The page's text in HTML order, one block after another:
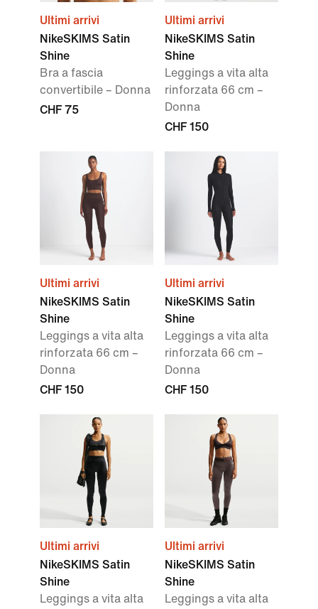
Ultimi arrivi
NikeSKIMS Satin
Shine
Bra a fascia
convertibile – Donna
CHF 75
Ultimi arrivi
NikeSKIMS Satin
Shine
Leggings a vita alta
rinforzata 66 cm –
Donna
CHF 150
Ultimi arrivi
NikeSKIMS Satin
Shine
Leggings a vita alta
rinforzata 66 cm –
Donna
CHF 150
Ultimi arrivi
NikeSKIMS Satin
Shine
Leggings a vita alta
rinforzata 66 cm –
Donna
CHF 150
Ultimi arrivi
NikeSKIMS Satin
Shine
Leggings a vita alta
Ultimi arrivi
NikeSKIMS Satin
Shine
Leggings a vita alta